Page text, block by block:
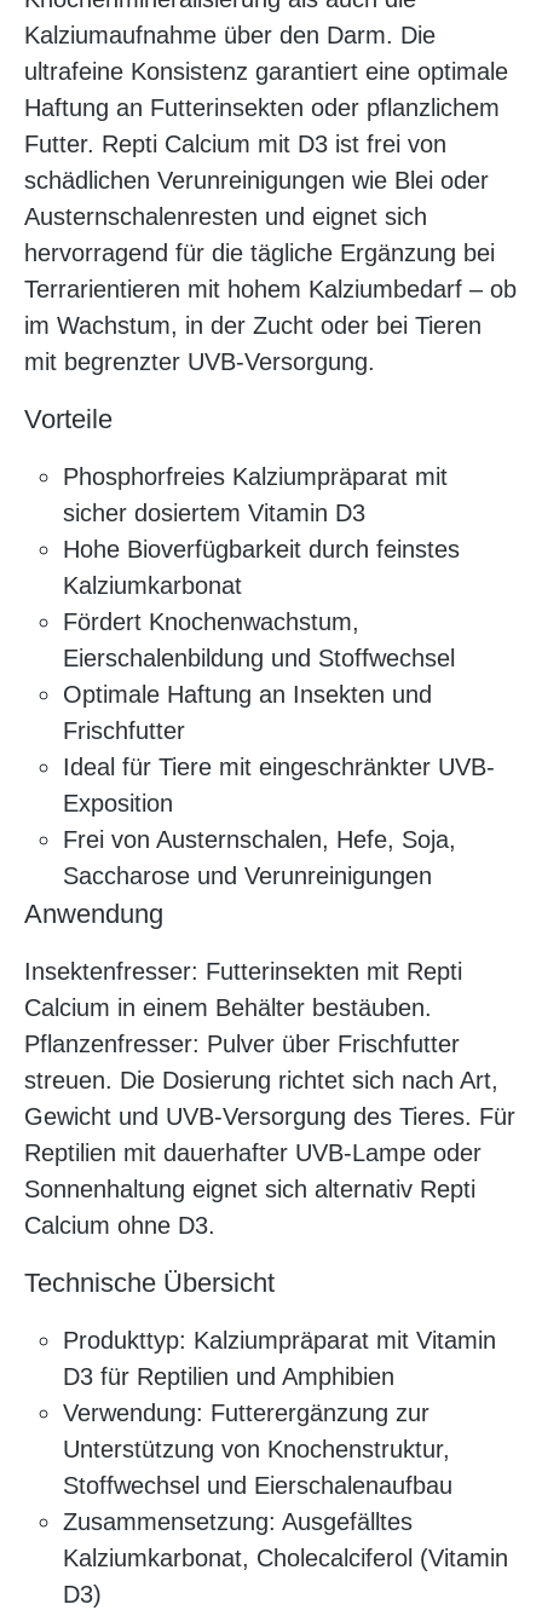
Kalziumaufnahme über den Darm. Die
ultrafeine Konsistenz garantiert eine optimale
Haftung an Futterinsekten oder pflanzlichem
Futter. Repti Calcium mit D3 ist frei von
schädlichen Verunreinigungen wie Blei oder
Austernschalenresten und eignet sich
hervorragend für die tägliche Ergänzung bei
Terrarientieren mit hohem Kalziumbedarf – ob
im Wachstum, in der Zucht oder bei Tieren
mit begrenzter UVB-Versorgung.
Vorteile
Phosphorfreies Kalziumpräparat mit
sicher dosiertem Vitamin D3
Hohe Bioverfügbarkeit durch feinstes
Kalziumkarbonat
Fördert Knochenwachstum,
Eierschalenbildung und Stoffwechsel
Optimale Haftung an Insekten und
Frischfutter
Ideal für Tiere mit eingeschränkter UVB-
Exposition
Frei von Austernschalen, Hefe, Soja,
Saccharose und Verunreinigungen
Anwendung
Insektenfresser: Futterinsekten mit Repti
Calcium in einem Behälter bestäuben.
Pflanzenfresser: Pulver über Frischfutter
streuen. Die Dosierung richtet sich nach Art,
Gewicht und UVB-Versorgung des Tieres. Für
Reptilien mit dauerhafter UVB-Lampe oder
Sonnenhaltung eignet sich alternativ Repti
Calcium ohne D3.
Technische Übersicht
Produkttyp: Kalziumpräparat mit Vitamin
D3 für Reptilien und Amphibien
Verwendung: Futterergänzung zur
Unterstützung von Knochenstruktur,
Stoffwechsel und Eierschalenaufbau
Zusammensetzung: Ausgefälltes
Kalziumkarbonat, Cholecalciferol (Vitamin
D3)